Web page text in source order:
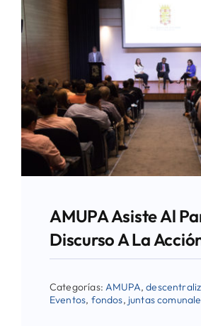
AMUPA Asiste Al
Discurso A La
Categorías:AMUPA,
Eventos, fondos, juntas